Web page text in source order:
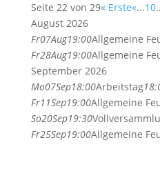
Seite 22 von 29« Erste«...10
August 2026
Fr07Aug19:00Allgemeine
Fr28Aug19:00Allgemeine
September 2026
Mo07Sep18:00Arbeitstag
Fr11Sep19:00Allgemeine
So20Sep19:30
Fr25Sep19:00Allgemeine